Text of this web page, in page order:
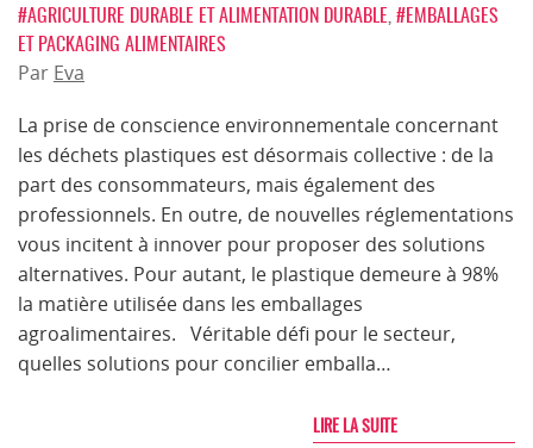
#AGRICULTURE DURABLE ET ALIMENTATION DURABLE #EMBALLAGES
ET PACKAGING ALIMENTAIRES
Par Eva
La prise de conscience environnementale concernant
les déchets plastiques est désormais collective : de la
part des consommateurs, mais également des
professionnels. En outre, de nouvelles réglementations
vous incitent à innover pour proposer des solutions
alternatives. Pour autant, le plastique demeure à 98%
la matière utilisée dans les emballages
agroalimentaires. Véritable défi pour le secteur,
quelles solutions pour concilier emballa…
LIRE LA SUITE